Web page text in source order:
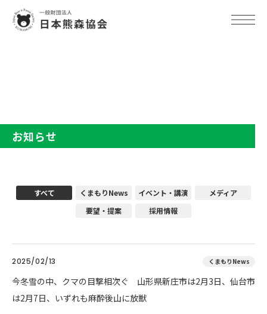
お知らせ
すべて くまもりNews イベント・講演
メディア
要望・提案
採用情報
2025/02/13 くまもりNews
今冬雪の中、クマの目撃相次ぐ 山形県新庄市は2月3日、仙台市
は2月7日、いずれも麻酔後山に放獣